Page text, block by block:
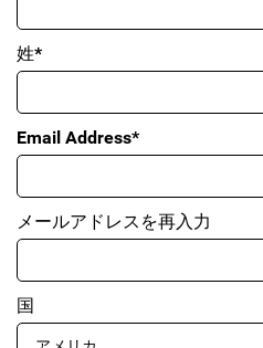
姓*
Email Address*
メールアドレスを再入力
国